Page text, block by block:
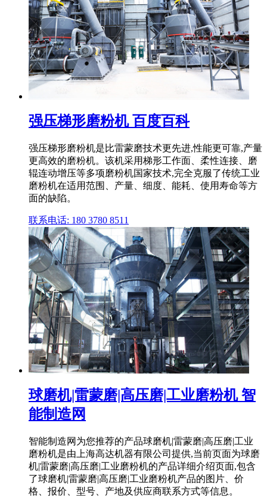
强压梯形磨粉机 百度百科
强压梯形磨粉机是比雷蒙磨技术更先进,性能更可靠,产量
更高效的磨粉机。该机采用梯形工作面、柔性连接、磨
辊连动增压等多项磨粉机国家技术,完全克服了传统工业
磨粉机在适用范围、产量、细度、能耗、使用寿命等方
面的缺陷。
联系电话: 180 3780 8511
球磨机|雷蒙磨|高压磨|工业磨粉机 智
能制造网
智能制造网为您推荐的产品球磨机|雷蒙磨|高压磨|工业
磨粉机是由上海高达机器有限公司提供,当前页面为球磨
机|雷蒙磨|高压磨|工业磨粉机的产品详细介绍页面,包含
了球磨机|雷蒙磨|高压磨|工业磨粉机产品的图片、价
格、报价、型号、产地及供应商联系方式等信息。